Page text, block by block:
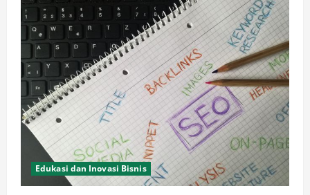
Edukasi dan Inovasi Bisnis